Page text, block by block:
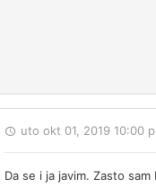
uto okt 01, 2019 10:00
Da se i ja javim. Zasto